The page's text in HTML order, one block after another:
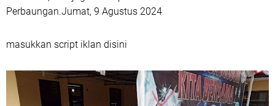
Perbaungan.Jumat, 9 Agustus 2024
masukkan script iklan disini